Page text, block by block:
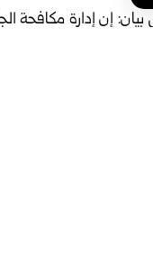
إن إدارة مكافحة